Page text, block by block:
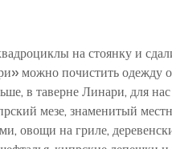
на стоянку и
можно почистить одежду
в таверне Линари, для
мезе, знаменитый
овощи на гриле,